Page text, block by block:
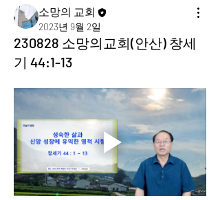
소망의 교회
2023년 9월 2일
230828 소망의교회(안산) 창세
기 44:1-13